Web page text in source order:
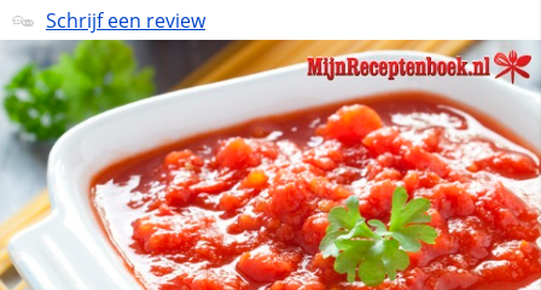
Schrijf een review